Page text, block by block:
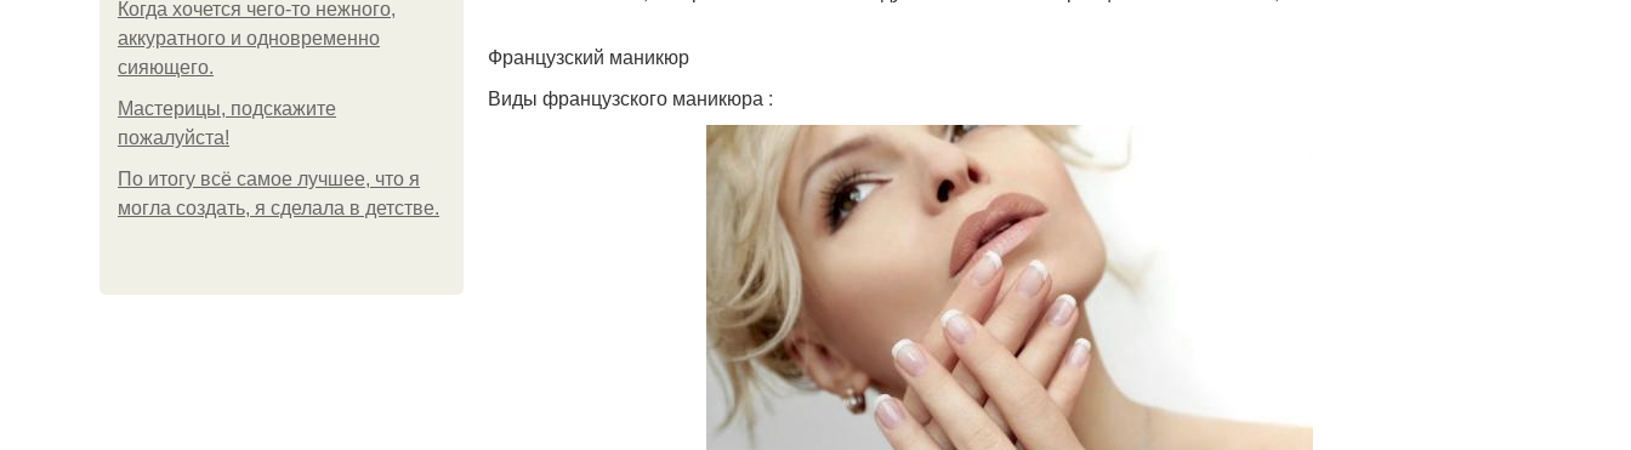
Когда хочется чего-то нежного,
аккуратного и одновременно
сияющего.
Мастерицы, подскажите
пожалуйста!
По итогу всё самое лучшее, что я
могла создать, я сделала в детстве.
Французский маникюр
Виды французского маникюра :